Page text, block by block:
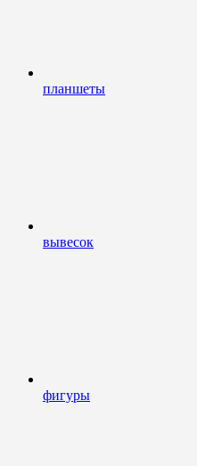
планшеты
вывесок
фигуры